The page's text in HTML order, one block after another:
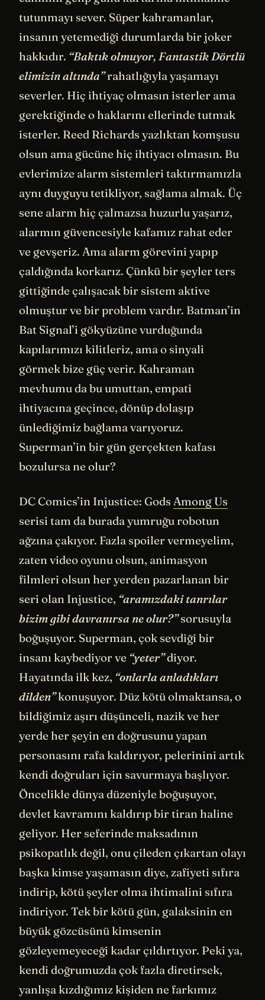
tutunmayı sever. Süper kahramanlar,
insanın yetemediği durumlarda bir joker
hakkıdır. “Baktık olmuyor, Fantastik Dörtlü
elimizin altında”rahatlığıyla yaşamayı
severler. Hiç ihtiyaç olmasın isterler ama
gerektiğinde o haklarını ellerinde tutmak
isterler. Reed Richards yazlıktan komşusu
olsun ama gücüne hiç ihtiyacı olmasın. Bu
evlerimize alarm sistemleri taktırmamızla
aynı duyguyu tetikliyor, sağlama almak. Üç
sene alarm hiç çalmazsa huzurlu yaşarız,
alarmın güvencesiyle kafamız rahat eder
ve gevşeriz. Ama alarm görevini yapıp
çaldığında korkarız. Çünkü bir şeyler ters
gittiğinde çalışacak bir sistem aktive
olmuştur ve bir problem vardır. Batman’in
Bat Signal’i gökyüzüne vurduğunda
kapılarımızı kilitleriz, ama o sinyali
görmek bize güç verir. Kahraman
mevhumu da bu umuttan, empati
ihtiyacına geçince, dönüp dolaşıp
ünlediğimiz bağlama varıyoruz.
Superman’in bir gün gerçekten kafası
bozulursa ne olur?
DC Comics’in Injustice: Gods Among Us
serisi tam da burada yumruğu robotun
ağzına çakıyor. Fazla spoiler vermeyelim,
zaten video oyunu olsun, animasyon
filmleri olsun her yerden pazarlanan bir
seri olan Injustice, “aramızdaki tanrılar
bizim gibi davranırsa ne olur?”sorusuyla
boğuşuyor. Superman, çok sevdiği bir
insanı kaybediyor ve “yeter”diyor.
Hayatında ilk kez, “onlarla anladıkları
dilden”konuşuyor. Düz kötü olmaktansa, o
bildiğimiz aşırı düşünceli, nazik ve her
yerde her şeyin en doğrusunu yapan
personasını rafa kaldırıyor, pelerinini artık
kendi doğruları için savurmaya başlıyor.
Öncelikle dünya düzeniyle boğuşuyor,
devlet kavramını kaldırıp bir tiran haline
geliyor. Her seferinde maksadının
psikopatlık değil, onu çileden çıkartan olayı
başka kimse yaşamasın diye, zafiyeti sıfıra
indirip, kötü şeyler olma ihtimalini sıfıra
indiriyor. Tek bir kötü gün, galaksinin en
büyük gözcüsünü kimsenin
gözleyemeyeceği kadar çıldırtıyor. Peki ya,
kendi doğrumuzda çok fazla diretirsek,
yanlışa kızdığımız kişiden ne farkımız